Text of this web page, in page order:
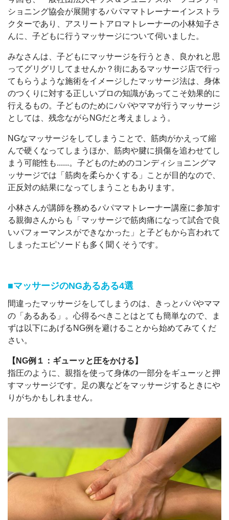
ショニング協会が展開するパパママトレーナーインストラ
クターであり、アスリートアロマトレーナーの小林知子さ
んに、子どもに行うマッサージについて伺いました。
みなさんは、子どもにマッサージを行うとき、良かれと思
ってグリグリしてませんか？街にあるマッサージ店で行っ
てもらうような施術をイメージしたマッサージ法は、身体
のつくりに対する正しいプロの知識があってこそ効果的に
行えるもの。子どものためにパパやママが行うマッサージ
としては、残念ながらNGだと考えましょう。
NGなマッサージをしてしまうことで、筋肉がかえって縮
んで硬くなってしまうほか、筋肉や腱に損傷を追わせてし
まう可能性も......。子どものためのコンディショニングマ
ッサージでは「筋肉を柔らかくする」ことが目的なので、
正反対の結果になってしまうこともあります。
小林さんが講師を務めるパパママトレーナー講座に参加す
る親御さんからも「マッサージで筋肉痛になって試合で良
いパフォーマンスができなかった」と子どもから言われて
しまったエピソードも多く聞くそうです。
■マッサージのNGあるある4選
間違ったマッサージをしてしまうのは、きっとパパやママ
の「あるある」。心得るべきことはとても簡単なので、ま
ずは以下にあげるNG例を避けることから始めてみてくだ
さい。
【NG例１：ギューッと圧をかける】
指圧のように、親指を使って身体の一部分をギューッと押
すマッサージです。足の裏などをマッサージするときにや
りがちかもしれません。